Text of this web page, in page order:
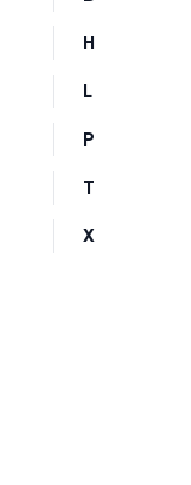
H
L
P
T
X